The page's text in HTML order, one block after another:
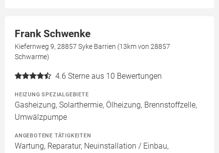
Frank Schwenke
Kiefernweg 9, 28857 Syke Barrien (13km von 28857
Schwarme)
4.6 Sterne aus 10 Bewertungen
HEIZUNG SPEZIALGEBIETE
Gasheizung, Solarthermie, Ölheizung, Brennstoffzelle,
Umwälzpumpe
ANGEBOTENE TÄTIGKEITEN
Wartung, Reparatur, Neuinstallation / Einbau,